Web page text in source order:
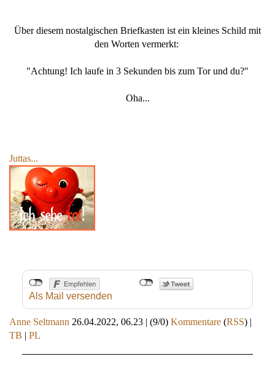
Über diesem nostalgischen Briefkasten ist ein kleines Schild mit
den Worten vermerkt:
"Achtung! Ich laufe in 3 Sekunden bis zum Tor und du?"
Oha...
Juttas...
Als Mail versenden
Anne Seltmann 26.04.2022, 06.23 | (9/0) Kommentare (RSS) |
TB | PL